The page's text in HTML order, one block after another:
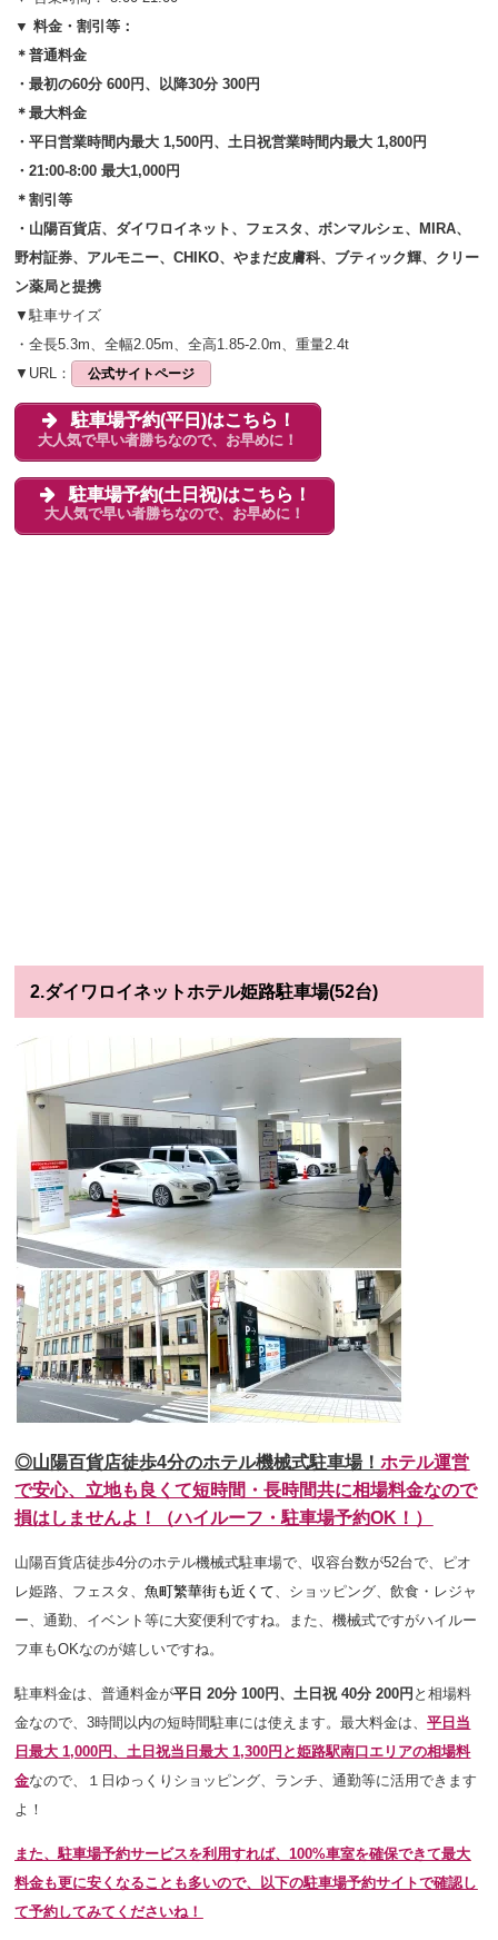
▼ 料金・割引等：
＊普通料金
・最初の60分 600円、以降30分 300円
＊最大料金
・平日営業時間内最大 1,500円、土日祝営業時間内最大 1,800円
・21:00-8:00 最大1,000円
＊割引等
・山陽百貨店、ダイワロイネット、フェスタ、ボンマルシェ、MIRA、
野村証券、アルモニー、CHIKO、やまだ皮膚科、ブティック輝、クリー
ン薬局と提携
▼駐車サイズ
・全長5.3m、全幅2.05m、全高1.85-2.0m、重量2.4t
▼URL：
公式サイトページ
駐車場予約(平日)はこちら！
大人気で早い者勝ちなので、お早めに！
駐車場予約(土日祝)はこちら！
大人気で早い者勝ちなので、お早めに！
2.ダイワロイネットホテル姫路駐車場(52台)
◎山陽百貨店徒歩4分のホテル機械式駐車場！ホテル運営
で安心、立地も良くて短時間・長時間共に相場料金なので
損はしませんよ！（ハイルーフ・駐車場予約OK！）
山陽百貨店徒歩4分のホテル機械式駐車場で、収容台数が52台で、ピオ
レ姫路、フェスタ、魚町繁華街も近くて 、ショッピング、飲食・レジャ
ー、通勤、イベント等に大変便利ですね 。また、機械式ですがハイルー
フ車もOKなのが嬉しいですね。
駐車料金は、普通料金が平日 20分 100円、土日祝 40分 200円 と相場料
金なので、3時間以内の短時間駐車には使えます。最大料金は、平日当
日最大 1,000円、土日祝当日最大 1,300円と姫路駅南口エリアの相場料
金なので、１日ゆっくりショッピング、ランチ、通勤等に活用できます
よ！
また、駐車場予約サービスを利用すれば、100%車室を確保できて最大
料金も更に安くなることも多いので、以下の駐車場予約サイトで確認し
て予約してみてくださいね！